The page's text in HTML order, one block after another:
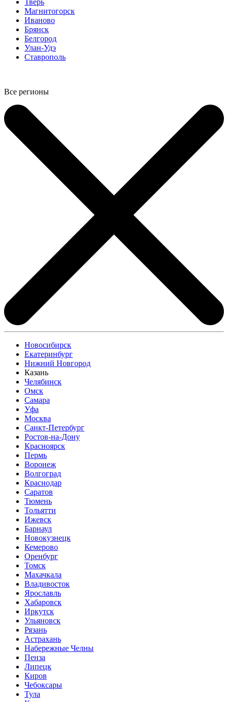
Тверь
Магнитогорск
Иваново
Брянск
Белгород
Улан-Удэ
Ставрополь
Все регионы
Новосибирск
Екатеринбург
Нижний Новгород
Казань
Челябинск
Омск
Самара
Уфа
Москва
Санкт-Петербург
Ростов-на-Дону
Красноярск
Пермь
Воронеж
Волгоград
Краснодар
Саратов
Тюмень
Тольятти
Ижевск
Барнаул
Новокузнецк
Кемерово
Оренбург
Томск
Махачкала
Владивосток
Ярославль
Хабаровск
Иркутск
Ульяновск
Рязань
Астрахань
Набережные Челны
Пенза
Липецк
Киров
Чебоксары
Тула